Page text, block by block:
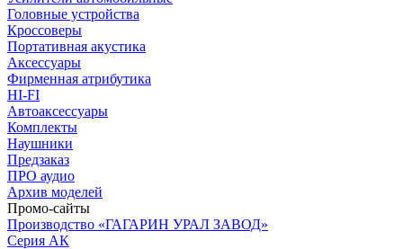
Головные устройства
Кроссоверы
Портативная акустика
Аксессуары
Фирменная атрибутика
HI-FI
Автоаксессуары
Комплекты
Наушники
Предзаказ
ПРО аудио
Архив моделей
Промо-сайты
Производство «ГАГАРИН УРАЛ ЗАВОД»
Серия АК